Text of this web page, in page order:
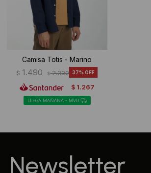
Camisa Totis - Marino
$ 1.490 $ 2.390 37
$ 1.267
LLEGA MAÑANA - MVD
Newsletter